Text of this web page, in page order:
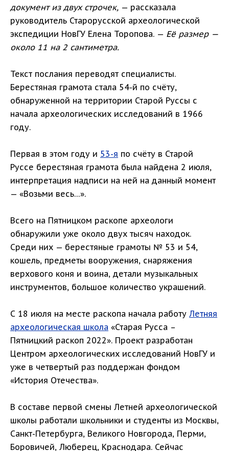
документ из двух строчек, — рассказала
руководитель Старорусской археологической
экспедиции НовГУ Елена Торопова. — Её размер —
около 11 на 2 сантиметра.
Текст послания переводят специалисты.
Берестяная грамота стала 54-й по счёту,
обнаруженной на территории Старой Руссы с
начала археологических исследований в 1966
году.
Первая в этом году и 53-я по счёту в Старой
Руссе берестяная грамота была найдена 2 июля,
интерпретация надписи на ней на данный момент
— «Возьми весь…».
Всего на Пятницком раскопе археологи
обнаружили уже около двух тысяч находок.
Среди них — берестяные грамоты № 53 и 54,
кошель, предметы вооружения, снаряжения
верхового коня и воина, детали музыкальных
инструментов, большое количество украшений.
С 18 июля на месте раскопа начала работу Летняя
археологическая школа «Старая Русса –
Пятницкий раскоп 2022». Проект разработан
Центром археологических исследований НовГУ и
уже в четвертый раз поддержан фондом
«История Отечества».
В составе первой смены Летней археологической
школы работали школьники и студенты из Москвы,
Санкт-Петербурга, Великого Новгорода, Перми,
Боровичей, Люберец, Краснодара. Сейчас